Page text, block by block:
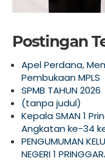
Postingan
Apel Perdana,
Pembukaan MPLS
SPMB TAHUN 2026
(tanpa judul)
Kepala SMAN 1
Angkatan ke-34
PENGUMUMAN
NEGERI 1